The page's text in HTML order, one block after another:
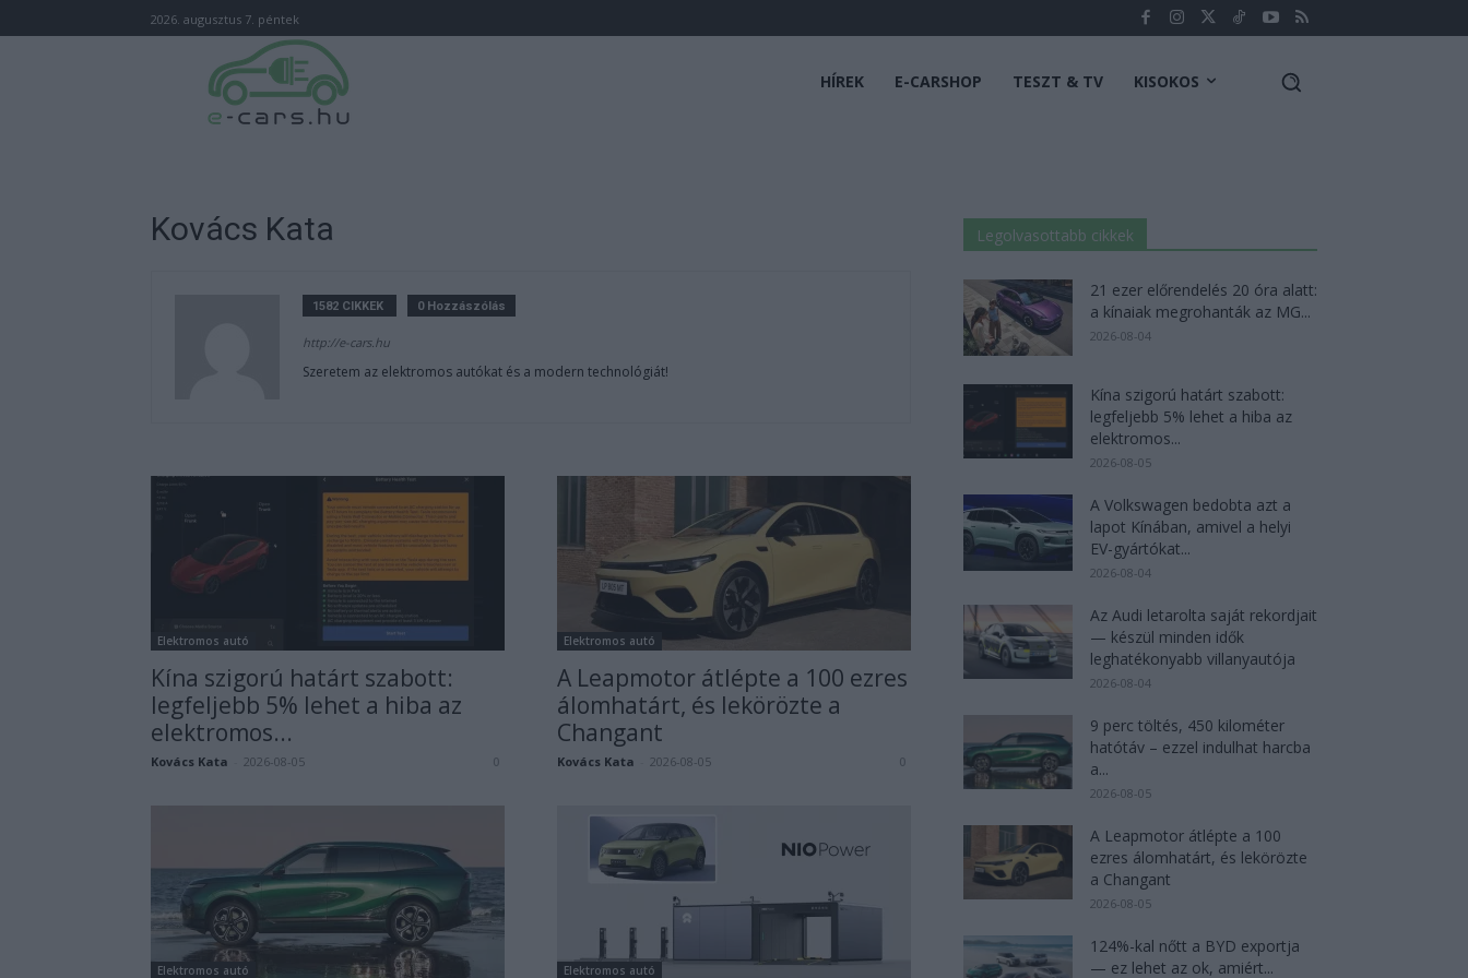
2026. augusztus 7. péntek
HÍREK E-CARSHOP TESZT & TV KISOKOS
Kovács Kata
1582 CIKKEK 0 Hozzászólás
http://e-cars.hu
Szeretem az elektromos autókat és a modern technológiát!
Elektromos autó
Kína szigorú határt szabott:
legfeljebb 5% lehet a hiba az
elektromos...
Kovács Kata 2026-08-05 0
Elektromos autó
A Leapmotor átlépte a 100 ezres
álomhatárt, és lekörözte a
Changant
Kovács Kata 2026-08-05 0
Elektromos autó Elektromos autó
Legolvasottabb cikkek
21 ezer előrendelés 20 óra alatt:
a kínaiak megrohanták az MG...
2026-08-04
Kína szigorú határt szabott:
legfeljebb 5% lehet a hiba az
elektromos...
2026-08-05
A Volkswagen bedobta azt a
lapot Kínában, amivel a helyi
EV-gyártókat...
2026-08-04
Az Audi letarolta saját rekordjait
— készül minden idők
leghatékonyabb villanyautója
2026-08-04
9 perc töltés, 450 kilométer
hatótáv – ezzel indulhat harcba
a...
2026-08-05
A Leapmotor átlépte a 100
ezres álomhatárt, és lekörözte
a Changant
2026-08-05
124%-kal nőtt a BYD exportja
— ez lehet az ok, amiért...